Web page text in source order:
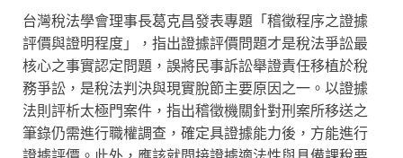
台灣稅法學會理事長葛克昌發表專題「稽徵程序之證據
評價與證明程度」，指出證據評價問題才是稅法爭訟最
核心之事實認定問題，誤將民事訴訟舉證責任移植於稅
務爭訟，是稅法判決與現實脫節主要原因之一。以證據
法則評析太極門案件，指出稽徵機關針對刑案所移送之
筆錄仍需進行職權調查，確定具證據能力後，方能進行
證據評價。此外，應該就間接證據適法性與具備課稅要